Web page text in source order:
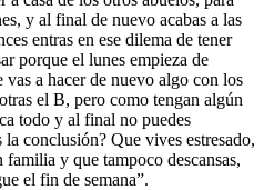
y al final de nuevo acabas a las
entras en ese dilema de tener
porque el lunes empieza de
a hacer de nuevo algo con los
el B, pero como tengan algún
todo y al final no puedes
conclusión? Que vives estresado,
y que tampoco descansas,
el fin de semana”.